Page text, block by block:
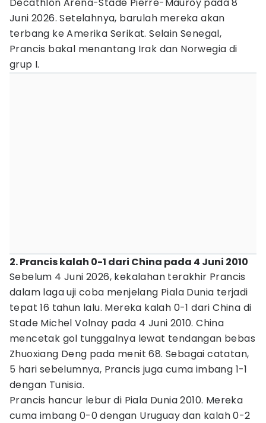
Juni 2026. Setelahnya, barulah mereka akan
terbang ke Amerika Serikat. Selain Senegal,
Prancis bakal menantang Irak dan Norwegia di
grup I.
2. Prancis kalah 0-1 dari China pada 4 Juni 2010
Sebelum 4 Juni 2026, kekalahan terakhir Prancis
dalam laga uji coba menjelang Piala Dunia terjadi
tepat 16 tahun lalu. Mereka kalah 0-1 dari China di
Stade Michel Volnay pada 4 Juni 2010. China
mencetak gol tunggalnya lewat tendangan bebas
Zhuoxiang Deng pada menit 68. Sebagai catatan,
5 hari sebelumnya, Prancis juga cuma imbang 1-1
dengan Tunisia.
Prancis hancur lebur di Piala Dunia 2010. Mereka
cuma imbang 0-0 dengan Uruguay dan kalah 0-2